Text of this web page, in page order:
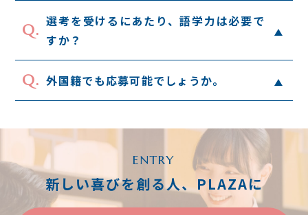
料飲宴会部宴会サービス
宿泊部ロビーサービス
Q. 選考を受けるにあたり、語学力は必要で
すか？
Q. 外国籍でも応募可能でしょうか。
ENTRY
新しい喜びを創る人、PLAZAに